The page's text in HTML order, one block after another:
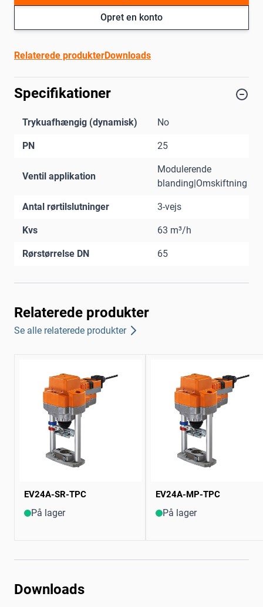
Opret en konto
Relaterede produkterDownloads
Specifikationer
Trykuafhængig (dynamisk) No
PN 25
Ventil applikation
Modulerende
blanding|Omskiftning
Antal rørtilslutninger 3-vejs
Kvs 63 m³/h
Rørstørrelse DN 65
Relaterede produkter
Se alle relaterede produkter
EV24A-SR-TPC
På lager
EV24A-MP-TPC
På lager
Downloads